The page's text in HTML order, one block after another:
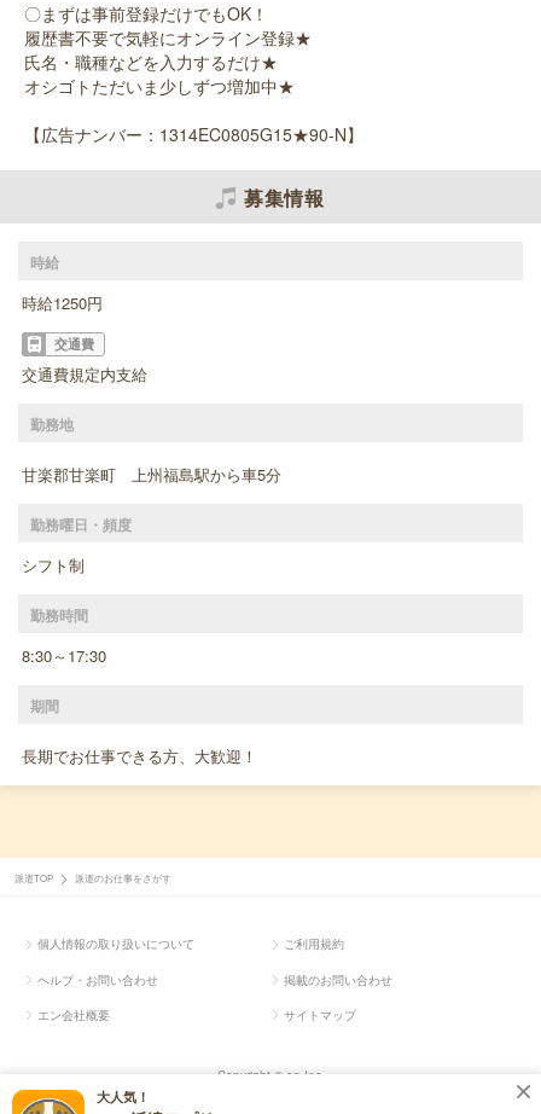
〇まずは事前登録だけでもOK！
履歴書不要で気軽にオンライン登録★
氏名・職種などを入力するだけ★
オシゴトただいま少しずつ増加中★
【広告ナンバー：1314EC0805G15★90-N】
募集情報
時給
時給1250円
交通費
交通費規定内支給
勤務地
甘楽郡甘楽町 上州福島駅から車5分
勤務曜日・頻度
シフト制
勤務時間
8:30～17:30
期間
長期でお仕事できる方、大歓迎！
大人気！
派遣TOP 派遣のお仕事をさがす
個人情報の取り扱いについて ご利用規約
ヘルプ・お問い合わせ 掲載のお問い合わせ
エン会社概要 サイトマップ
Copyright © en Inc.